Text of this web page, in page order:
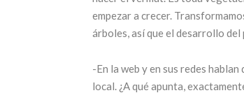
empezar a crecer.
árboles, así que el desarrollo
-En la web y en sus redes
local. ¿A qué apunta,